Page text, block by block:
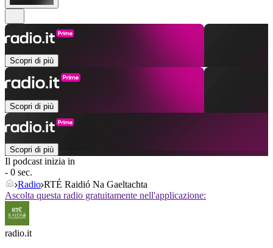
Scopri di più
Scopri di più
Scopri di più
Il podcast inizia in
- 0 sec.
Radio RTÉ Raidió Na Gaeltachta
Ascolta questa radio gratuitamente nell'applicazione:
radio.it